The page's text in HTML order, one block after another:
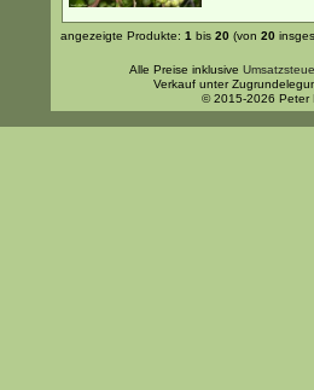
angezeigte Produkte: 1 bis 20 (von 20
Alle Preise inklusive
Verkauf unter
© 2015-2026 Peter